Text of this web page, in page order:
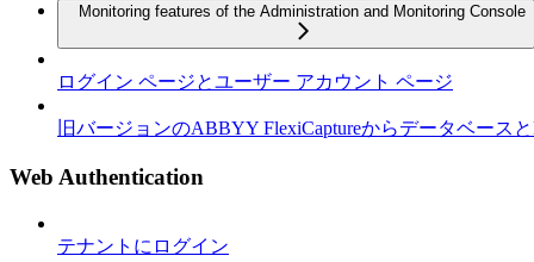
Monitoring features of the Administration and Monitoring Console
ログイン ページとユーザー アカウント ページ
旧バージョンのABBYY FlexiCaptureからデータベース
Web Authentication
テナントにログイン